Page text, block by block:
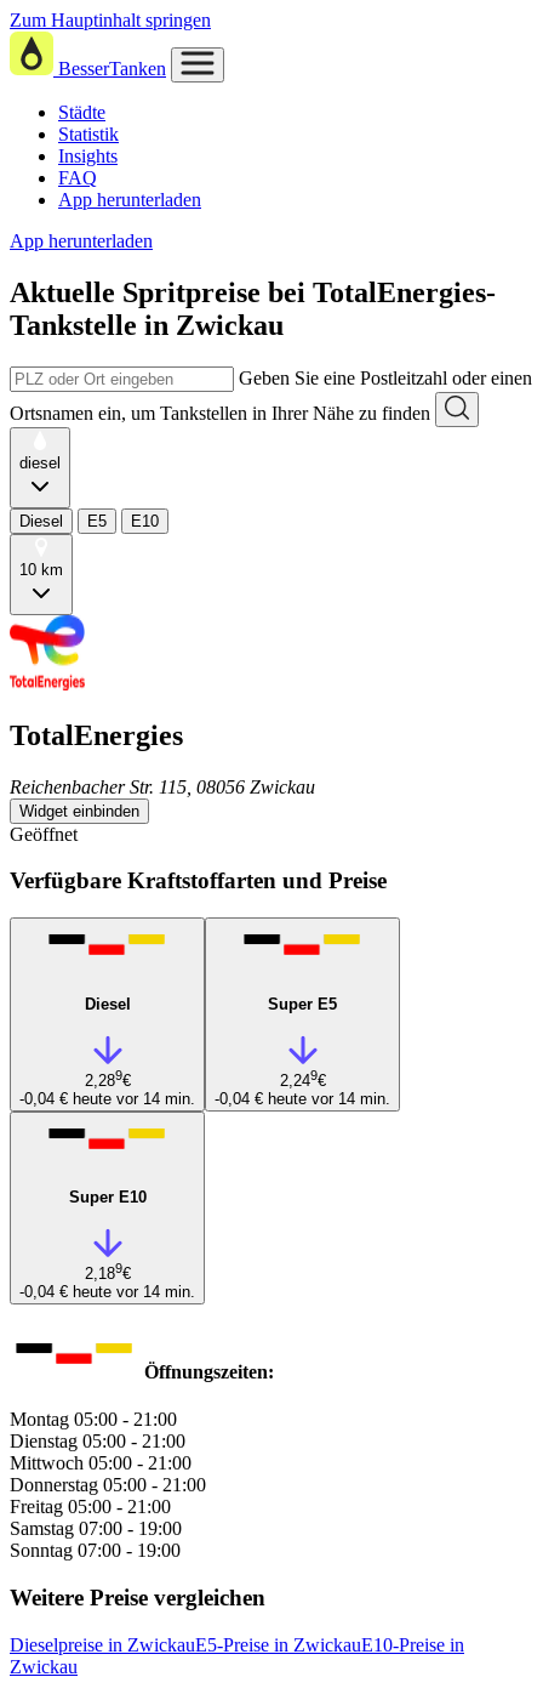
Zum Hauptinhalt springen
BesserTanken
Städte
Statistik
Insights
FAQ
App herunterladen
App herunterladen
Aktuelle Spritpreise bei TotalEnergies-
Tankstelle in Zwickau
Geben Sie eine Postleitzahl oder einen
Ortsnamen ein, um Tankstellen in Ihrer Nähe zu finden
diesel
Diesel E5 E10
10 km
TotalEnergies
Reichenbacher Str. 115, 08056 Zwickau
Widget einbinden
Geöffnet
Verfügbare Kraftstoffarten und Preise
Diesel
2,289€
-0,04 € heute vor 14 min.
Super E5
2,249€
-0,04 € heute vor 14 min.
Super E10
2,189€
-0,04 € heute vor 14 min.
Öffnungszeiten:
Montag 05:00 - 21:00
Dienstag 05:00 - 21:00
Mittwoch 05:00 - 21:00
Donnerstag 05:00 - 21:00
Freitag 05:00 - 21:00
Samstag 07:00 - 19:00
Sonntag 07:00 - 19:00
Weitere Preise vergleichen
Dieselpreise in ZwickauE5-Preise in ZwickauE10-Preise in
Zwickau